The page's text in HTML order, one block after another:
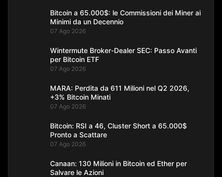
Bitcoin a 65.000$: le Commissioni dei Miner ai
Minimi da un Decennio
07 Ago 2026
Wintermute Broker-Dealer SEC: Passo Avanti
per Bitcoin ETF
07 Ago 2026
MARA: Perdita da 611 Milioni nel Q2 2026,
+3% Bitcoin Minati
07 Ago 2026
Bitcoin: RSI a 46, Cluster Short a 65.000$
Pronto a Scattare
07 Ago 2026
Canaan: 130 Milioni in Bitcoin ed Ether per
Salvare le Azioni